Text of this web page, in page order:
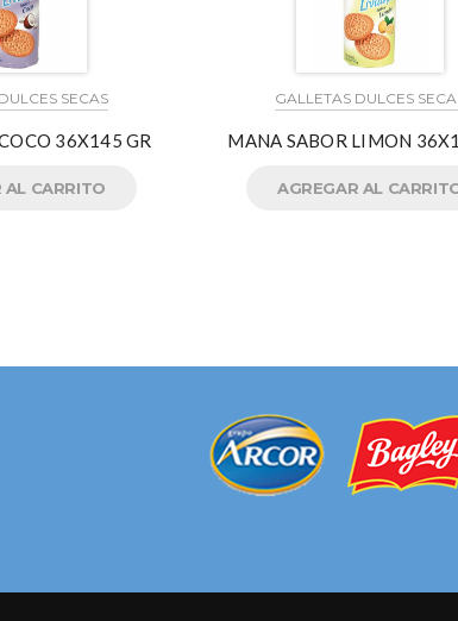
SECAS
36X145 GR
AL CARRITO
GALLETAS DULCES
MANA SABOR LIMON
AGREGAR AL